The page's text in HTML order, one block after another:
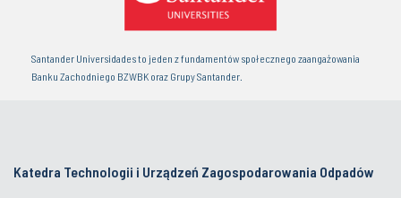
Santander Universidades to jeden z fundamentów społecznego zaangażowania
Banku Zachodniego BZWBK oraz Grupy Santander.
Katedra Technologii i Urządzeń Zagospodarowania Odpadów